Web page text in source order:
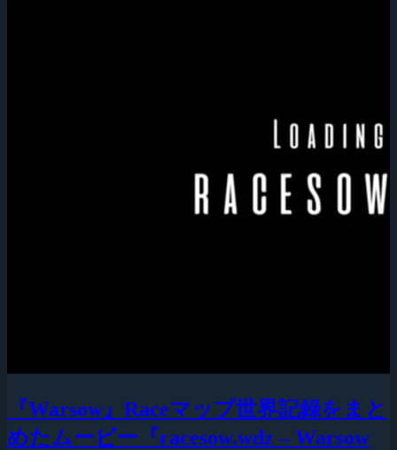
『Warsow』Raceマップ世界記録をまと
めたムービー『racesow.wdz – Warsow